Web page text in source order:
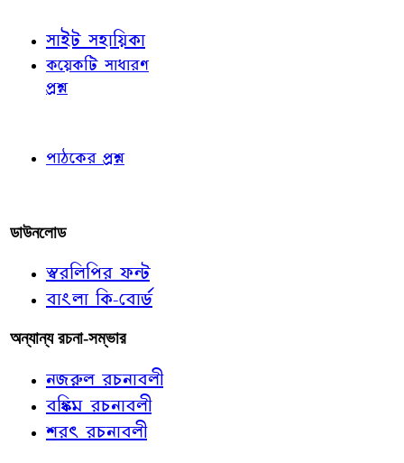
সাইট সহায়িকা
কয়েকটি সাধারণ
প্রশ্ন
পাঠকের প্রশ্ন
ডাউনলোড
স্বরলিপির ফন্ট
বাংলা কি-বোর্ড
অন্যান্য রচনা-সম্ভার
নজরুল রচনাবলী
বঙ্কিম রচনাবলী
শরৎ রচনাবলী